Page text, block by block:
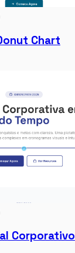
Chart
Corporativo